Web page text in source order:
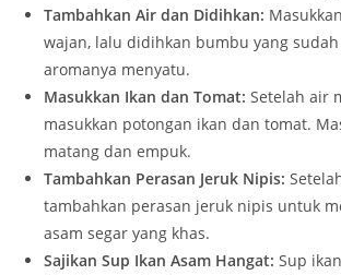
Tambahkan Air dan Didihkan:
wajan, lalu didihkan bumbu yang
aromanya menyatu.
Masukkan Ikan dan Tomat: Setelah air
masukkan potongan ikan dan tomat.
matang dan empuk.
Tambahkan Perasan Jeruk Nipis:
tambahkan perasan jeruk nipis untuk
asam segar yang khas.
Sajikan Sup Ikan Asam Hangat: Sup